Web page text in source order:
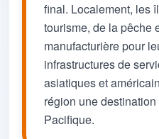
final. Localement, les
tourisme, de la pêche
manufacturière pour
infrastructures de
asiatiques et
région une
Pacifique.